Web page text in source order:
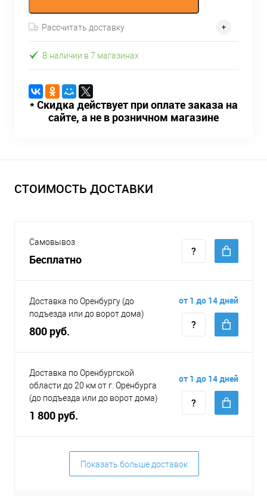
Рассчитать доставку
В наличии в 7 магазинах
* Скидка действует при оплате заказа на
сайте, а не в розничном магазине
СТОИМОСТЬ ДОСТАВКИ
Самовывоз
Бесплатно
Доставка по Оренбургу (до
подъезда или до ворот дома)
800 руб.
от 1 до 14 дней
Доставка по Оренбургской
области до 20 км от г. Оренбурга
(до подъезда или до ворот дома)
1 800 руб.
от 1 до 14 дней
Показать больше доставок